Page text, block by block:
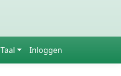
Taal Inloggen